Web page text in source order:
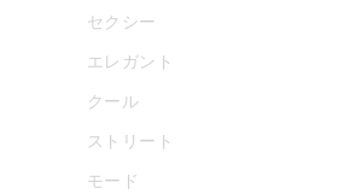
セクシー
エレガント
クール
ストリート
モード